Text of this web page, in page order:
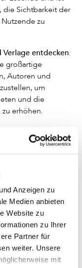
Anzeigen zu
Medien anbieten
Website zu
zu Ihrer
Partner für
weiter. Unsere
mit
die Sichtbarkeit der
zu
entdecken:
großartige
Autoren und
um
und die
erhöhen.
und
eine zahlreiche
Lesen und
ihren
Menschen zu
Account ist eine
Bücherfans. Mit